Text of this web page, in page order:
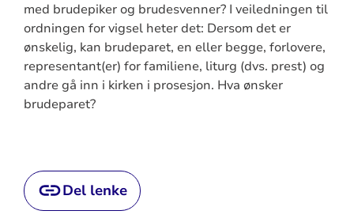
med brudepiker og brudesvenner? I veiledningen til
ordningen for vigsel heter det: Dersom det er
ønskelig, kan brudeparet, en eller begge, forlovere,
representant(er) for familiene, liturg (dvs. prest) og
andre gå inn i kirken i prosesjon. Hva ønsker
brudeparet?
Del lenke